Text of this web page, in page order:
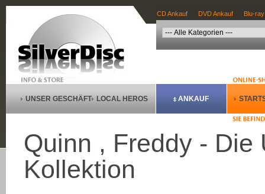
CD Ankauf DVD Ankauf Blu-
UNSER GESCHÄFT LOCAL HEROS ANKAUF
Quinn , Freddy - Die
Kollektion